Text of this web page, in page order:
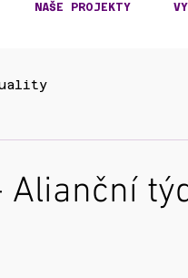
NAŠE PROJEKTY
Alianční